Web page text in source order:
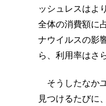
ッシュレスはよ
全体の消費額に
ナウイルスの影
ら、利用率はさ
そうしたなか
見つけるたびに